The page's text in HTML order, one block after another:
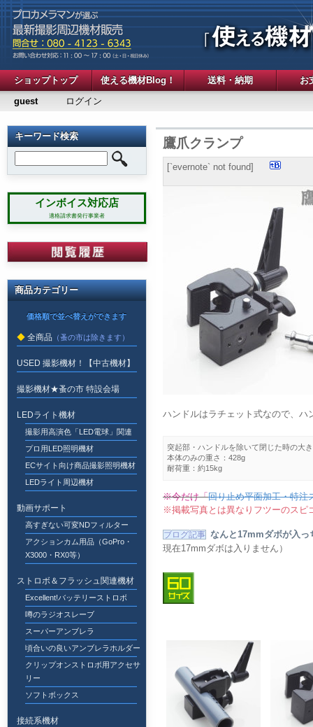
ショップトップ 使える機材Blog！ 送料・納期
お
guest
ログイン
鷹爪クランプ
ハンドルはラチェット式なので、
突起部・ハンドルを除いて閉じた時の大
本体のみの重さ：428g
耐荷重：約15kg
※今だけ「回り止め平面加工・特注
※掲載写真とは異なりフツーのスピ
なんと17mmダボが入っ
現在17mmダボは入りません）
[`evernote` not found]
キーワード検索
インボイス対応店
適格請求書発行事業者
商品カテゴリー
全商品
USED 撮影機材！【中古機材】
撮影機材★蚤の市 特設会場
LEDライト機材
撮影用高演色「LED電球」関連
プロ用LED照明機材
ECサイト向け商品撮影照明機材
LEDライト周辺機材
動画サポート
高すぎない可変NDフィルター
アクションカム用品（GoPro・
X3000・RX0等）
ストロボ＆フラッシュ関連機材
Excellent!バッテリーストロボ
噂のラジオスレーブ
スーパーアンブレラ
頃合いの良いアンブレラホルダー
クリップオンストロボ用アクセサ
リー
ソフトボックス
接続系機材